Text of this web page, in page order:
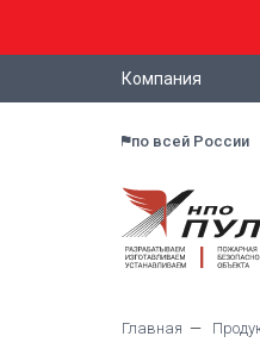
Компания
по всей России
Главная